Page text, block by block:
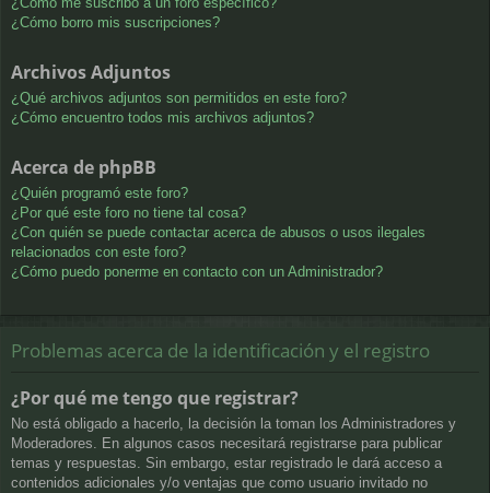
¿Cómo borro mis suscripciones?
Archivos Adjuntos
¿Qué archivos adjuntos son permitidos en este foro?
¿Cómo encuentro todos mis archivos adjuntos?
Acerca de phpBB
¿Quién programó este foro?
¿Por qué este foro no tiene tal cosa?
¿Con quién se puede contactar acerca de abusos o usos ilegales
relacionados con este foro?
¿Cómo puedo ponerme en contacto con un Administrador?
Problemas acerca de la identificación y el registro
¿Por qué me tengo que registrar?
No está obligado a hacerlo, la decisión la toman los Administradores y
Moderadores. En algunos casos necesitará registrarse para publicar
temas y respuestas. Sin embargo, estar registrado le dará acceso a
contenidos adicionales y/o ventajas que como usuario invitado no